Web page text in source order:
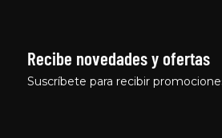
Recibe novedades y ofertas
Suscríbete para recibir